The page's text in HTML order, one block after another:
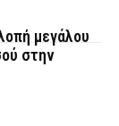
μεγάλου
στην